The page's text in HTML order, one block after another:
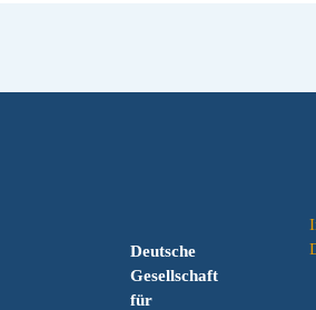
Deutsche
Gesellschaft
für